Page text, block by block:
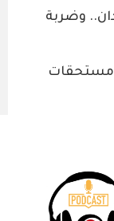
وضربة
مستحقات